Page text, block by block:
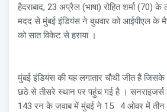
हैदराबाद, 23 अप्रैल (भाषा) रोहित शर्मा (70)
मदद से मुंबई इंडियंस ने बुधवार को आईपीएल के
को सात विकेट से हराया ।
मुंबई इंडियंस की यह लगातार चौथी जीत है
छठे से तीसरे स्थान पर पहुंच गई है ।
143 रन के जवाब में मुंबई ने 15 . 4 ओवर में तीन